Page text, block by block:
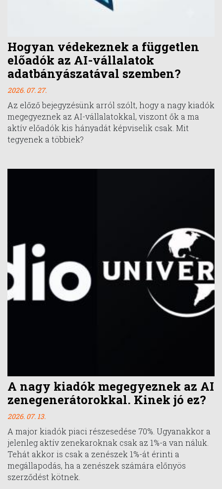
Hogyan védekeznek a független
előadók az AI-vállalatok
adatbányászatával szemben?
2026. 07. 27.
Az előző bejegyzésünk arról szólt, hogy a nagy kiadók
megegyeznek az AI-vállalatokkal, viszont ők a ma
aktív előadók kis hányadát képviselik csak. Mit
tegyenek a többiek?
A nagy kiadók megegyeznek az AI
zenegenerátorokkal. Kinek jó ez?
2026. 07. 13.
A major kiadók piaci részesedése 70%. Ugyanakkor a
jelenleg aktív zenekaroknak csak az 1%-a van náluk.
Tehát akkor is csak a zenészek 1%-át érinti a
megállapodás, ha a zenészek számára előnyös
szerződést kötnek.